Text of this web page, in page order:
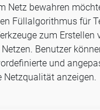
Netz bewahren
Füllalgorithmus für
zum Erstellen
Benutzer
und
Netzqualität anzeigen.